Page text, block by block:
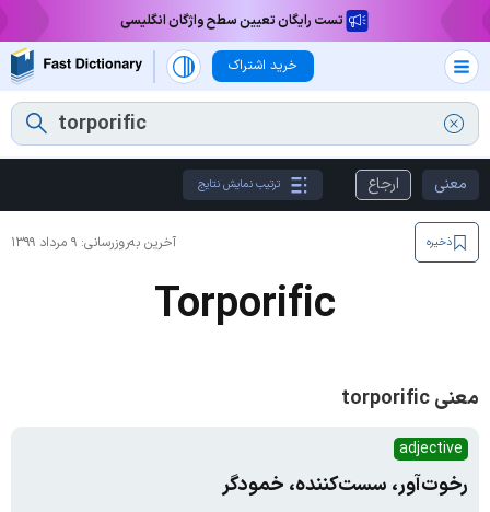
تست رایگان تعیین سطح واژگان انگلیسی
خرید اشتراک
معنی ارجاع ترتیب نمایش نتایج
آخرین به‌روزرسانی: ۹ مرداد ۱۳۹۹ ذخیره
Torporific
معنی torporific
adjective
رخوت‌آور، سست‌کننده، خمودگر